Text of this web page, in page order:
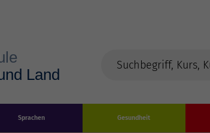
Sprachen Gesundheit